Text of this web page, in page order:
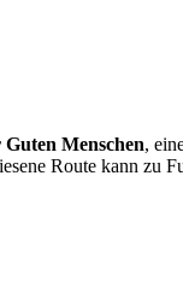
Guten Menschen,
Route kann zu